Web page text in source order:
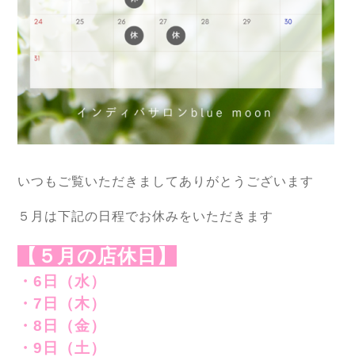
いつもご覧いただきましてありがとうございます
５月は下記の日程でお休みをいただきます
【５月の店休日】
・6日（水）
・7日（木）
・8日（金）
・9日（土）